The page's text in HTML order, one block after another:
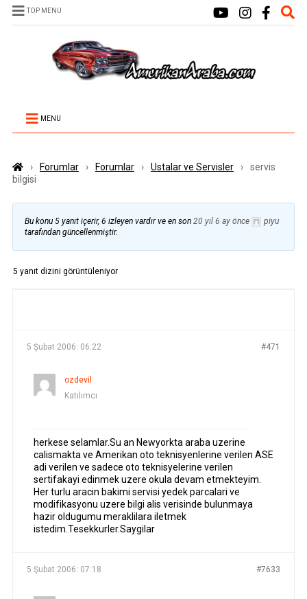
TOP MENU
MENU
› Forumlar › Forumlar › Ustalar ve Servisler ›
servis
bilgisi
Bu konu 5 yanıt içerir, 6 izleyen vardır ve en son 20 yıl 6 ay önce
piyu
tarafından güncellenmiştir.
5 yanıt dizini görüntüleniyor
5 Şubat 2006: 06:22 #471
ozdevil
Katılımcı
herkese selamlar.Su an Newyorkta araba uzerine
calismakta ve Amerikan oto teknisyenlerine verilen ASE
adi verilen ve sadece oto teknisyelerine verilen
sertifakayi edinmek uzere okula devam etmekteyim.
Her turlu aracin bakimi servisi yedek parcalari ve
modifikasyonu uzere bilgi alis verisinde bulunmaya
hazir oldugumu meraklilara iletmek
istedim.Tesekkurler.Saygilar
5 Şubat 2006: 07:18 #7633